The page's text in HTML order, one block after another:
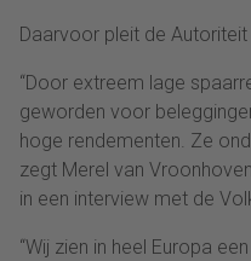
Daarvoor pleit de
“Door extreem lage
geworden voor
hoge rendementen. Ze
zegt Merel van
in een interview met de
“Wij zien in heel Europa